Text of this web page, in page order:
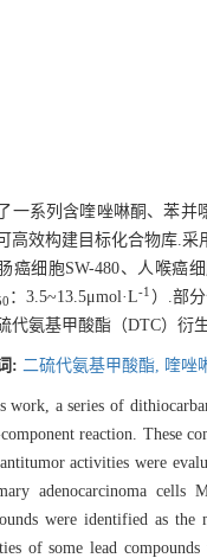
一系列含喹唑啉酮、苯并
高效构建目标化合物库.采
癌细胞SW-480、人喉癌
：3.5~13.5μmol·L-1 ）.部
代氨基甲酸酯（DTC）衍
: 二硫代氨基甲酸酯, 喹唑
work, a series of
reaction. These
activities were
adenocarcinoma cells
were identified as
of some lead